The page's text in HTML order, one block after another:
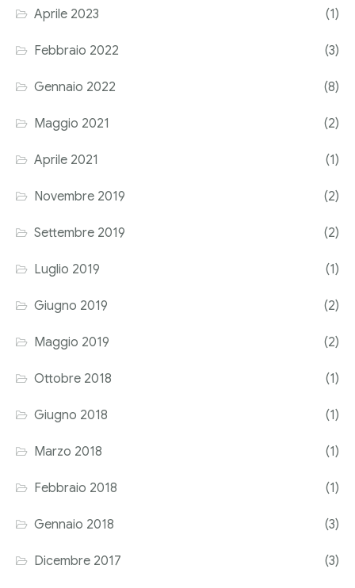
Corriere tributario
Editore Euroconference
Il Giornale del Revisore
Forum Fiscale
Articoli
Aprile 2023 (1)
Febbraio 2022 (3)
Gennaio 2022 (8)
Maggio 2021 (2)
Aprile 2021 (1)
Novembre 2019 (2)
Settembre 2019 (2)
Luglio 2019 (1)
Giugno 2019 (2)
Maggio 2019 (2)
Ottobre 2018 (1)
Giugno 2018 (1)
Marzo 2018 (1)
Febbraio 2018 (1)
Gennaio 2018 (3)
Dicembre 2017 (3)